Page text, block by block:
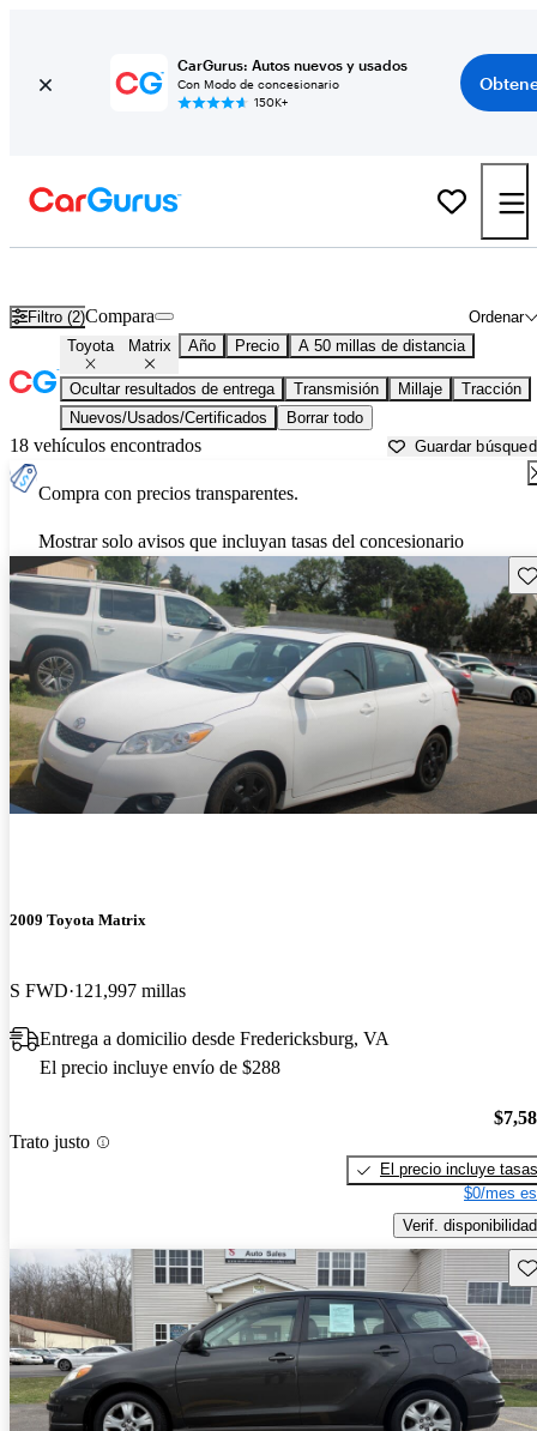
CarGurus: Autos nuevos y usados
Con Modo de concesionario
150K+
Filtro (2) Ordenar
Compara
Toyota Matrix Año Precio A 50 millas de distancia
Ocultar resultados de entrega Transmisión Millaje
Tracción
Nuevos/Usados/Certificados
Borrar todo
18 vehículos encontrados Guardar
Compra con precios transparentes.
Mostrar solo avisos que incluyan tasas del concesionario
2009 Toyota Matrix
S FWD 121,997 millas
Entrega a domicilio desde Fredericksburg, VA
El precio incluye envío de $288
Trato justo
El precio incluye tasas
$0/mes
Verif. disponibilidad